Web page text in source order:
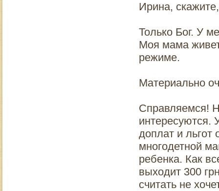
Ирина,
Только Бог. У
Моя мама
режиме.
Материально
Справляемся!
интересуются.
доплат и льгот
многодетной
ребенка. Как
выходит 300
считать не